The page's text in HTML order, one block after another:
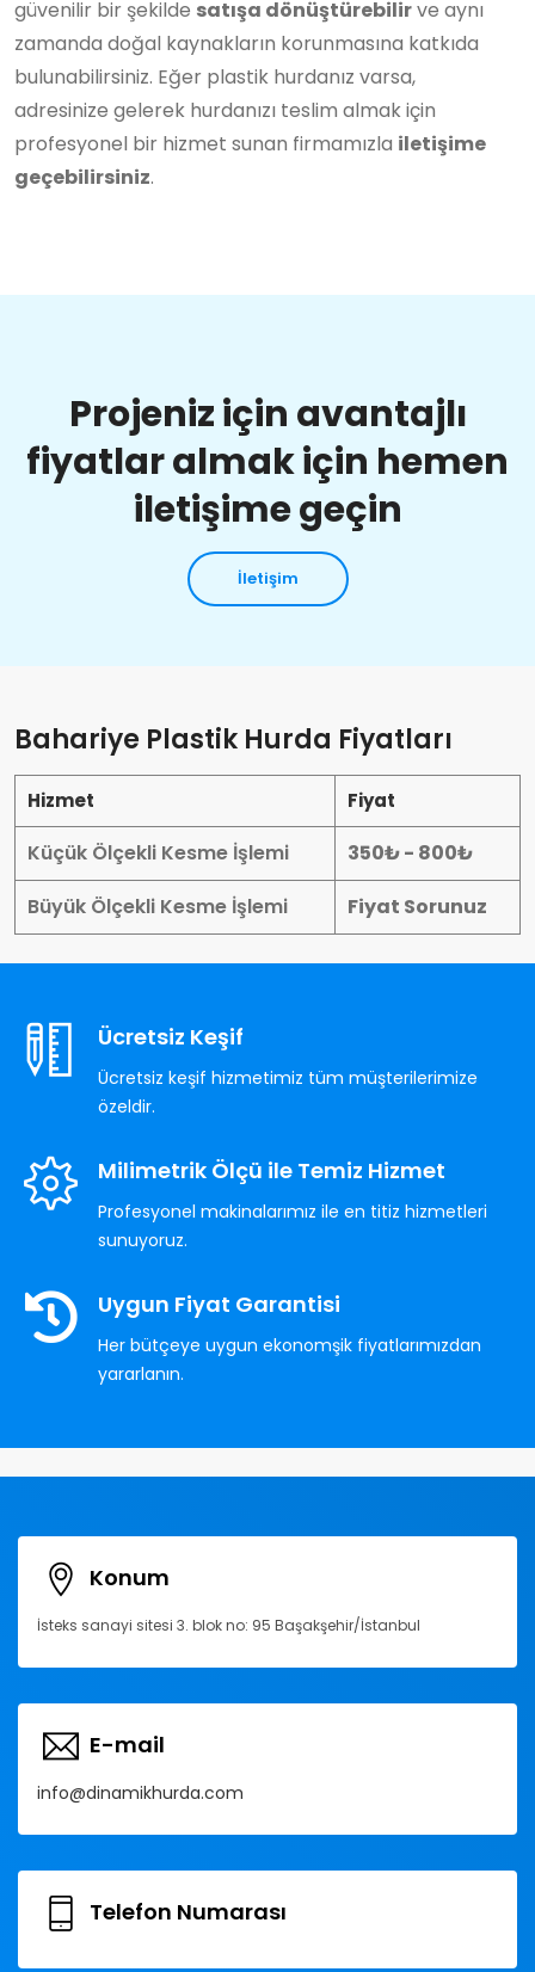
güvenilir bir şekilde satışa dönüştürebilirve aynı
zamanda doğal kaynakların korunmasına katkıda
bulunabilirsiniz. Eğer plastik hurdanız varsa,
adresinize gelerek hurdanızı teslim almak için
profesyonel bir hizmet sunan firmamızla iletişime
geçebilirsiniz.
Projeniz için avantajlı
fiyatlar almak için hemen
iletişime geçin
İletişim
Bahariye Plastik Hurda Fiyatları
Hizmet Fiyat
Küçük Ölçekli Kesme İşlemi
350₺ - 800₺
Büyük Ölçekli Kesme İşlemi
Fiyat Sorunuz
Ücretsiz Keşif
Ücretsiz keşif hizmetimiz tüm müşterilerimize
özeldir.
Milimetrik Ölçü ile Temiz Hizmet
Profesyonel makinalarımız ile en titiz hizmetleri
sunuyoruz.
Uygun Fiyat Garantisi
Her bütçeye uygun ekonomşik fiyatlarımızdan
yararlanın.
Konum
İsteks sanayi sitesi 3. blok no: 95 Başakşehir/İstanbul
E-mail
info@dinamikhurda.com
Telefon Numarası